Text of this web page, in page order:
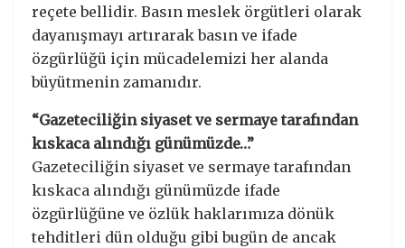
reçete bellidir. Basın meslek örgütleri olarak
dayanışmayı artırarak basın ve ifade
özgürlüğü için mücadelemizi her alanda
büyütmenin zamanıdır.
“Gazeteciliğin siyaset ve sermaye tarafından
kıskaca alındığı günümüzde…”
Gazeteciliğin siyaset ve sermaye tarafından
kıskaca alındığı günümüzde ifade
özgürlüğüne ve özlük haklarımıza dönük
tehditleri dün olduğu gibi bugün de ancak